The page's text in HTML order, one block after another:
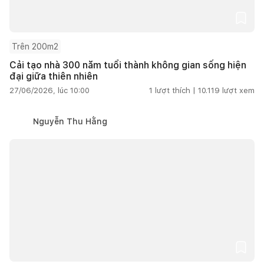
Trên 200m2
Cải tạo nhà 300 năm tuổi thành không gian sống hiện
đại giữa thiên nhiên
27/06/2026, lúc 10:00 1 lượt thích | 10.119 lượt xem
Nguyễn Thu Hằng